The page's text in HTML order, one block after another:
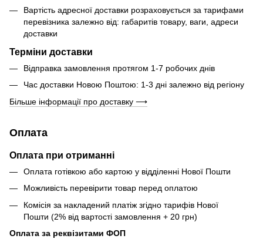
Вартість адресної доставки розраховується за тарифами
перевізника залежно від: габаритів товару, ваги, адреси
доставки
Терміни доставки
Відправка замовлення протягом 1-7 робочих днів
Час доставки Новою Поштою: 1-3 дні залежно від регіону
Більше інформації про доставку ⟶
Оплата
Оплата при отриманні
Оплата готівкою або картою у відділенні Нової Пошти
Можливість перевірити товар перед оплатою
Комісія за накладений платіж згідно тарифів Нової
Пошти (2% від вартості замовлення + 20 грн)
Оплата за реквізитами ФОП